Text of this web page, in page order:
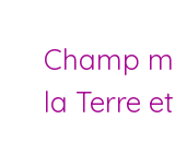
Champ
la Terre